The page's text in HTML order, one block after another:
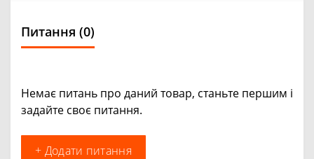
Питання (0)
Немає питань про даний товар, станьте першим і
задайте своє питання.
+ Додати питання